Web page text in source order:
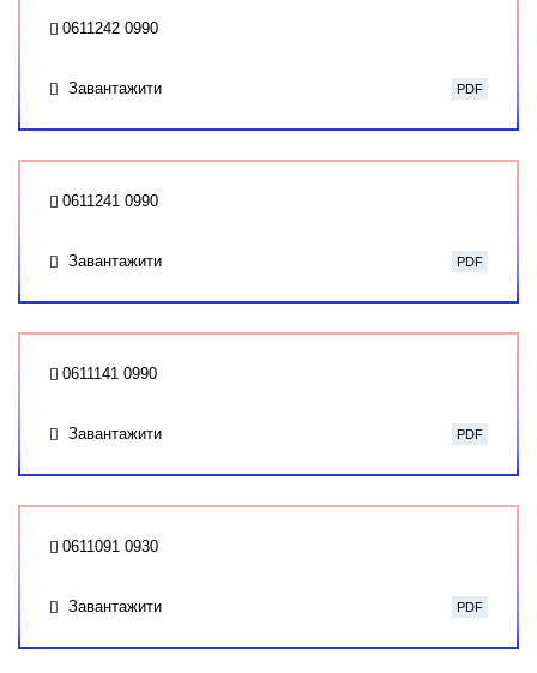
0611242 0990
Завантажити PDF
0611241 0990
Завантажити PDF
0611141 0990
Завантажити PDF
0611091 0930
Завантажити PDF